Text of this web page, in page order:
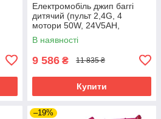
Електромобіль джип баггі
дитячий (пульт 2,4G, 4
мотори 50W, 24V5AH,
музика, світло) Bambi M
5991EBLR-1(24V Білий
В наявності
9 586 ₴ 11 835 ₴
Купити
–19%